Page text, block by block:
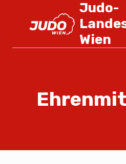
Judo-
Wien